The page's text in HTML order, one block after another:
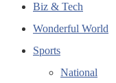
Biz & Tech
Wonderful World
Sports
National